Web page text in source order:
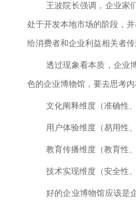
王波院长强调，企业家
处于开发本地市场的阶段，
给消费者和企业利益相关者
透过现象看本质，企业
色的企业博物馆，要去思考
文化阐释维度（准确性
用户体验维度（易用性
教育传播维度（教育性
技术实现维度（安全性
好的企业博物馆应该是